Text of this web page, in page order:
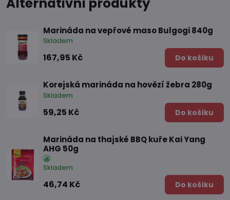
Marináda na vepřové maso Bulgogi 840g
Skladem
167,95 Kč Do košíku
Korejská marináda na hovězí žebra 280g
Skladem
59,25 Kč Do košíku
Marináda na thajské BBQ kuře Kai Yang
AHG 50g
Skladem
46,74 Kč Do košíku